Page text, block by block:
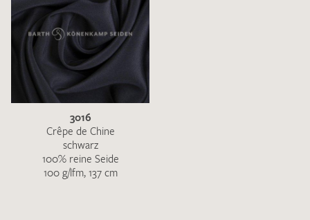
3016
Crêpe de Chine
schwarz
100% reine Seide
100 g/lfm, 137 cm